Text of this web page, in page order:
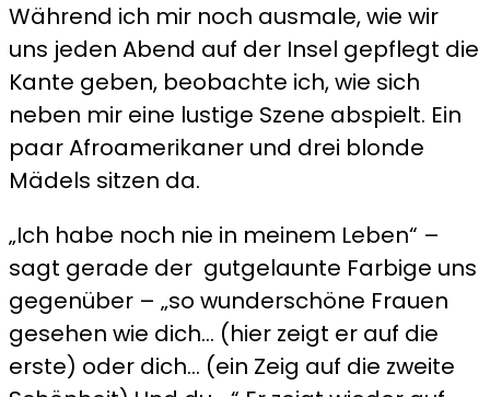
Während ich mir noch ausmale, wie wir
uns jeden Abend auf der Insel gepflegt die
Kante geben, beobachte ich, wie sich
neben mir eine lustige Szene abspielt. Ein
paar Afroamerikaner und drei blonde
Mädels sitzen da.
„Ich habe noch nie in meinem Leben“ –
sagt gerade der gutgelaunte Farbige uns
gegenüber – „so wunderschöne Frauen
gesehen wie dich… (hier zeigt er auf die
erste) oder dich… (ein Zeig auf die zweite